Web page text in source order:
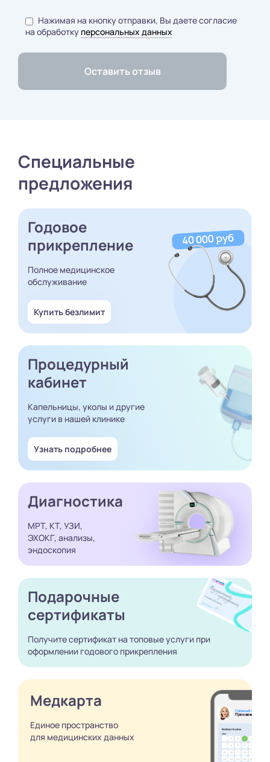
Нажимая на кнопку отправки, Вы даете согласие
на обработку персональных данных
Специальные
предложения
Годовое
прикрепление
Полное медицинское
обслуживание
Купить безлимит
Процедурный
кабинет
Капельницы, уколы и другие
услуги в нашей клинике
Узнать подробнее
Диагностика
МРТ, КТ, УЗИ,
ЭХОКГ, анализы,
эндоскопия
Подарочные
сертификаты
Получите сертификат на топовые услуги при
оформлении годового прикрепления
Медкарта
Единое пространство
для медицинских данных